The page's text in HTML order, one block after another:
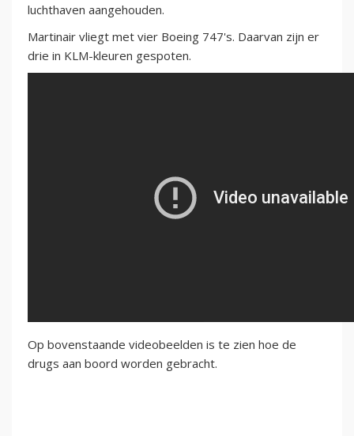
luchthaven aangehouden.
Martinair vliegt met vier Boeing 747's. Daarvan zijn er
drie in KLM-kleuren gespoten.
Op bovenstaande videobeelden is te zien hoe de
drugs aan boord worden gebracht.